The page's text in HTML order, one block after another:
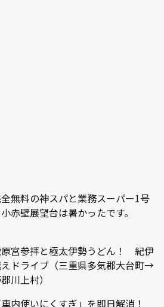
無料の神スパと業務スーパー1号
赤壁展望台は暑かったです。
宮参拝と極太伊勢うどん！ 紀伊
ドライブ（三重県多気郡大台町→
川上村）
内使いにくすぎ」を即日解消！